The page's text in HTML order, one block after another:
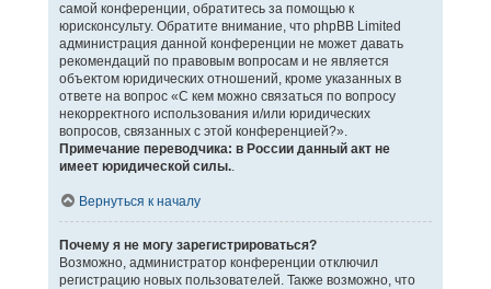
самой конференции, обратитесь за помощью к
юрисконсульту. Обратите внимание, что phpBB Limited
администрация данной конференции не может давать
рекомендаций по правовым вопросам и не является
объектом юридических отношений, кроме указанных в
ответе на вопрос «С кем можно связаться по вопросу
некорректного использования и/или юридических
вопросов, связанных с этой конференцией?».
Примечание переводчика: в России данный акт не
имеет юридической силы..
Вернуться к началу
Почему я не могу зарегистрироваться?
Возможно, администратор конференции отключил
регистрацию новых пользователей. Также возможно, что